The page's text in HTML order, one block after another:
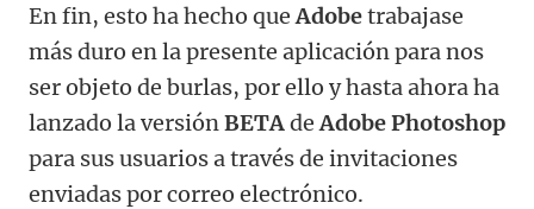
En fin, esto ha hecho queAdobetrabajase
más duro en la presente aplicación para nos
ser objeto de burlas, por ello y hasta ahora ha
lanzado la versiónBETAdeAdobe Photoshop
para sus usuarios a través de invitaciones
enviadas por correo electrónico.